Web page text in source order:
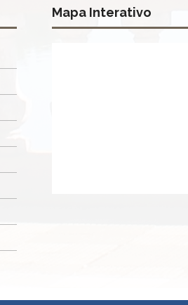
Mapa Interativo